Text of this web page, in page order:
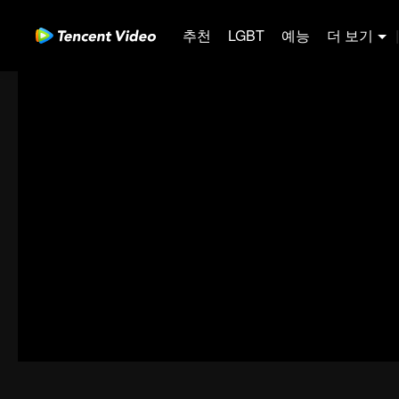
추천 LGBT 예능 더 보기 |